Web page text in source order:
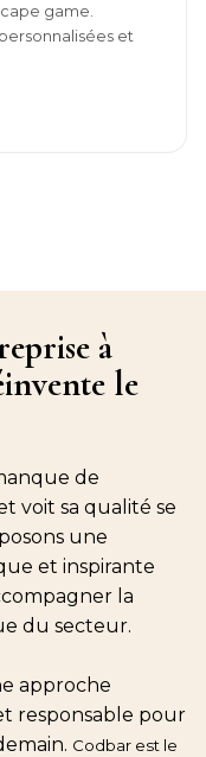
game.
et
à
le
de
voit sa qualité se
une
et inspirante
la
du secteur.
approche
responsable pour
Codbar est le